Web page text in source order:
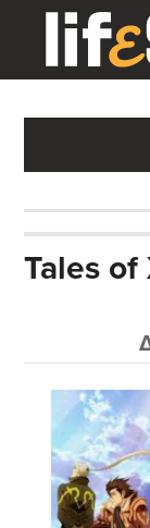
main
content
primary
sidebar
footer
Tales